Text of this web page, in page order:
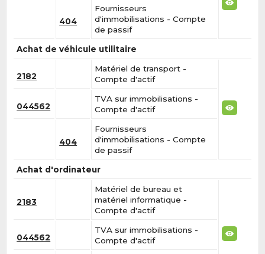
404
Fournisseurs
d'immobilisations - Compte
de passif
Achat de véhicule utilitaire
2182
Matériel de transport -
Compte d'actif
044562
TVA sur immobilisations -
Compte d'actif
404
Fournisseurs
d'immobilisations - Compte
de passif
Achat d'ordinateur
2183
Matériel de bureau et
matériel informatique -
Compte d'actif
044562
TVA sur immobilisations -
Compte d'actif